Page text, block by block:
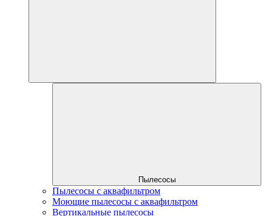
Пылесосы
Пылесосы с аквафильтром
Моющие пылесосы с аквафильтром
Вертикальные пылесосы